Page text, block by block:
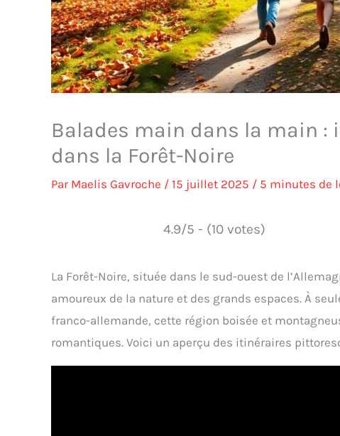
Balades main dans la main
dans la Forêt-Noire
Par Maelis Gavroche / 15 juillet 2025 / 5 minutes de
4.9/5 - (10 votes)
La Forêt-Noire, située dans le sud-ouest de
amoureux de la nature et des grands espaces. À
franco-allemande, cette région boisée et
romantiques. Voici un aperçu des itinéraires